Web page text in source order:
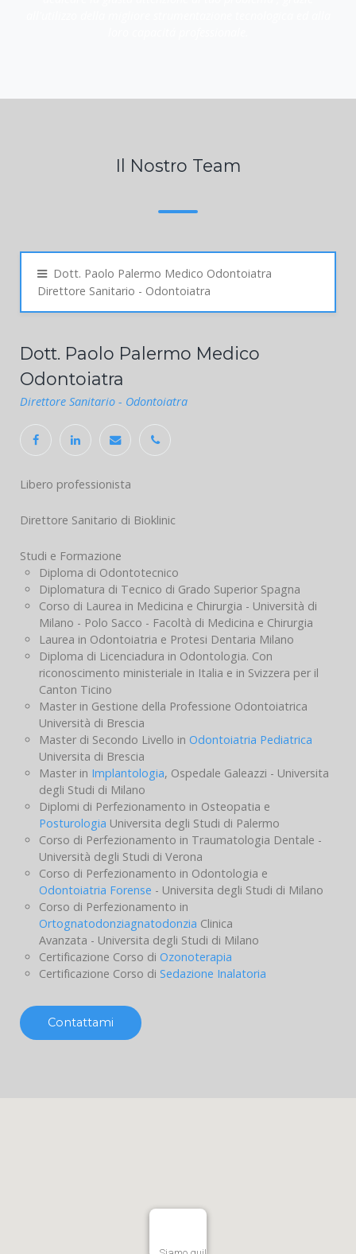
Dott. Paolo Palermo Medico Odontoiatra
Direttore Sanitario - Odontoiatra
Dott. Paolo Palermo Medico
Odontoiatra
Studi e Formazione
Diploma di Odontotecnico
Diplomatura di Tecnico di Grado Superior Spagna
Corso di Laurea in Medicina e Chirurgia - Università di
Milano - Polo Sacco - Facoltà di Medicina e Chirurgia
Laurea in Odontoiatria e Protesi Dentaria Milano
Diploma di Licenciadura in Odontologia. Con
riconoscimento ministeriale in Italia e in Svizzera per il
Canton Ticino
Master in Gestione della Professione Odontoiatrica
Università di Brescia
Master di Secondo Livello in
Universita di Brescia
Master inImplantologia
degli Studi di Milano
Diplomi di Perfezionamento in Osteopatia e
PosturologiaUniversita degli Studi di Palermo
Corso di Perfezionamento in Traumatologia Dentale -
Università degli Studi di Verona
Corso di Perfezionamento in Odontologia e
Odontoiatria Forense- Universita degli Studi di Milano
Corso di Perfezionamento in
OrtognatodonziagnatodonziaClinica
Avanzata - Universita degli Studi di Milano
Certificazione Corso di Ozonoterapia
Contattami